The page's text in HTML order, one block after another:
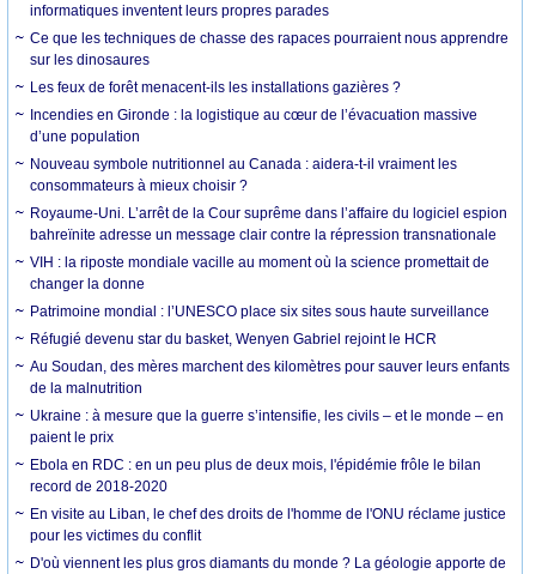
informatiques inventent leurs propres parades
Ce que les techniques de chasse des rapaces pourraient nous apprendre
sur les dinosaures
Les feux de forêt menacent-ils les installations gazières ?
Incendies en Gironde : la logistique au cœur de l’évacuation massive
d’une population
Nouveau symbole nutritionnel au Canada : aidera-t-il vraiment les
consommateurs à mieux choisir ?
Royaume-Uni. L’arrêt de la Cour suprême dans l’affaire du logiciel espion
bahreïnite adresse un message clair contre la répression transnationale
VIH : la riposte mondiale vacille au moment où la science promettait de
changer la donne
Patrimoine mondial : l’UNESCO place six sites sous haute surveillance
Réfugié devenu star du basket, Wenyen Gabriel rejoint le HCR
Au Soudan, des mères marchent des kilomètres pour sauver leurs enfants
de la malnutrition
Ukraine : à mesure que la guerre s’intensifie, les civils – et le monde – en
paient le prix
Ebola en RDC : en un peu plus de deux mois, l'épidémie frôle le bilan
record de 2018-2020
En visite au Liban, le chef des droits de l'homme de l'ONU réclame justice
pour les victimes du conflit
D'où viennent les plus gros diamants du monde ? La géologie apporte de